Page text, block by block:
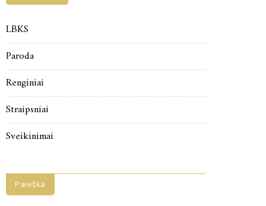
LBKS
Paroda
Renginiai
Straipsniai
Sveikinimai
Paieška